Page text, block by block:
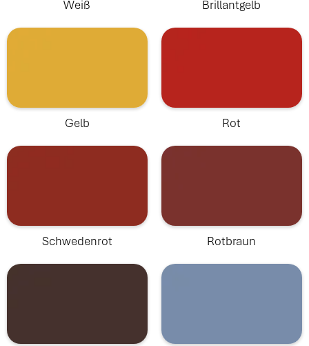
Weiß Brillantgelb
Gelb Rot
Schwedenrot Rotbraun